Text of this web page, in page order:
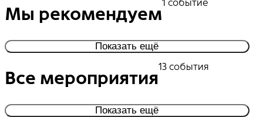
Мы рекомендуем
1 событие
Показать ещё
Все мероприятия
13 события
Показать ещё